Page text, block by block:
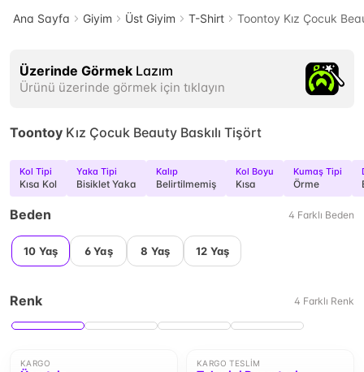
Ana Sayfa Giyim Üst Giyim T-Shirt Toontoy Kız Çocuk
Üzerinde Görmek Lazım
Ürünü üzerinde görmek için tıklayın
Toontoy Kız Çocuk Beauty Baskılı Tişört
Kol Tipi
Kısa Kol
Yaka Tipi
Bisiklet Yaka
Kalıp
Belirtilmemiş
Kol Boyu
Kısa
Kumaş Tipi
Örme
Beden 4 Farklı Beden
10 Yaş 6 Yaş 8 Yaş 12 Yaş
Renk 4 Farklı Renk
KARGO KARGO TESLIM